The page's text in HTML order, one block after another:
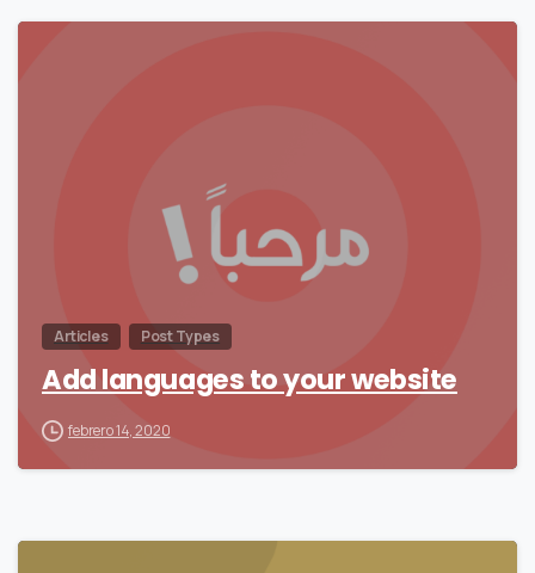
Articles Post Types
Add languages to your website
febrero 14, 2020